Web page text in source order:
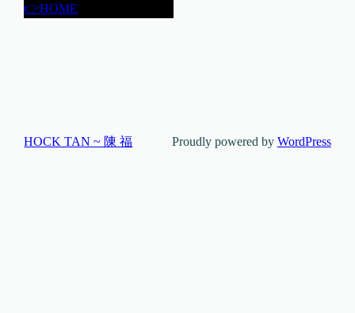
👉HOME
HOCK TAN ~ 陳 福 Proudly powered by WordPress